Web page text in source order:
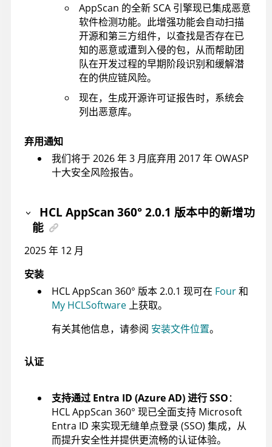
AppScan 的全新 SCA 引擎现已集成恶意
软件检测功能。此增强功能会自动扫描
开源和第三方组件，以查找是否存在已
知的恶意或遭到入侵的包，从而帮助团
队在开发过程的早期阶段识别和缓解潜
在的供应链风险。
现在，生成开源许可证报告时，系统会
列出恶意库。
弃用通知
我们将于 2026 年 3 月底弃用 2017 年 OWASP
十大安全风险报告。
HCL AppScan 360° 2.0.1 版本中的新增功
能
2025 年 12 月
安装
HCL AppScan 360° 版本 2.0.1 现可在 Four和
My HCLSoftware 上获取。
有关其他信息，请参阅 安装文件位置。
认证
支持通过 Entra ID (Azure AD) 进行 SSO：
HCL AppScan 360° 现已全面支持 Microsoft
Entra ID 来实现无缝单点登录 (SSO) 集成，从
而提升安全性并提供更流畅的认证体验。